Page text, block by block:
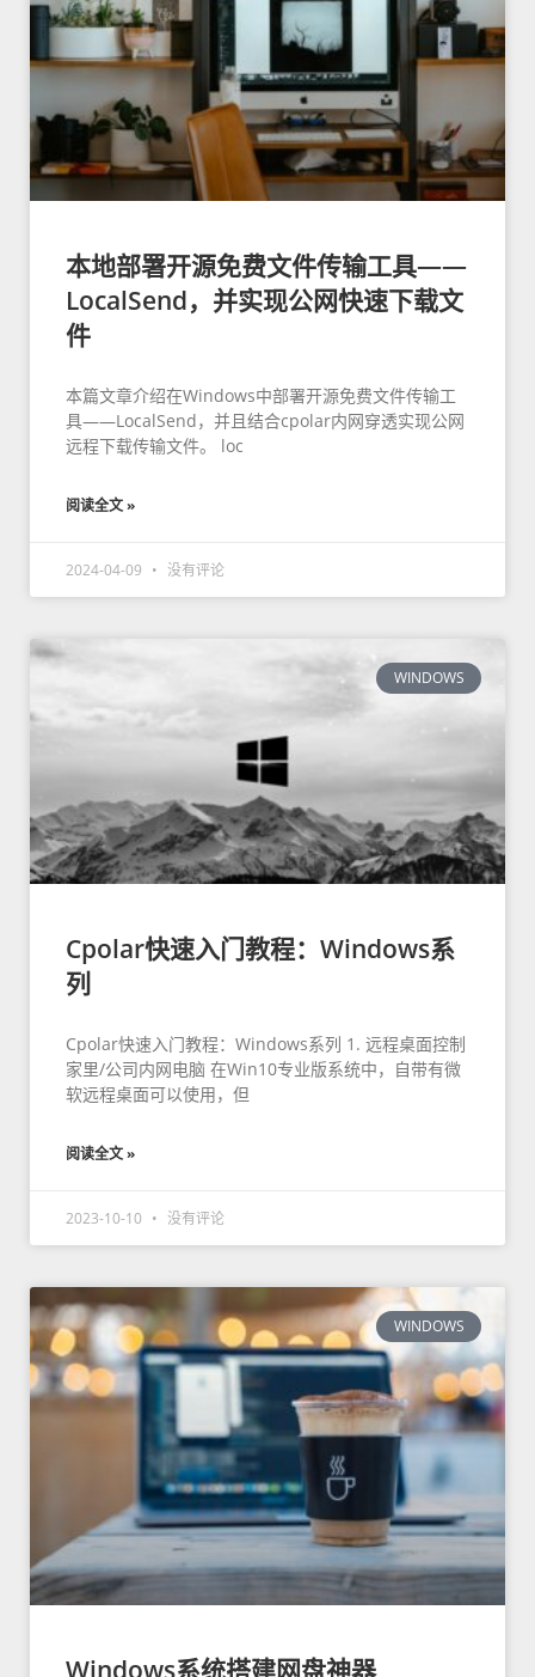
本地部署开源免费文件传输工具——
LocalSend，并实现公网快速下载文
件
本篇文章介绍在Windows中部署开源免费文件传输工
具——LocalSend，并且结合cpolar内网穿透实现公网
远程下载传输文件。 loc
阅读全文 »
2024-04-09 没有评论
WINDOWS
Cpolar快速入门教程：Windows系
列
Cpolar快速入门教程：Windows系列 1. 远程桌面控制
家里/公司内网电脑 在Win10专业版系统中，自带有微
软远程桌面可以使用，但
阅读全文 »
2023-10-10 没有评论
WINDOWS
Windows系统搭建网盘神器